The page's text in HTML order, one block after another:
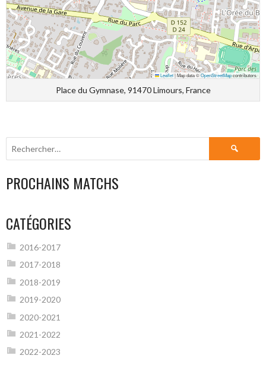
Leaflet|Map data ©OpenStreetMapcontributors
Place du Gymnase, 91470 Limours, France
Rechercher :
PROCHAINS MATCHS
CATÉGORIES
2016-2017
2017-2018
2018-2019
2019-2020
2020-2021
2021-2022
2022-2023